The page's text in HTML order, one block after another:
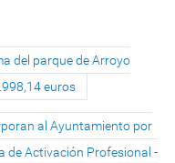
del parque de Arroyo
euros
al Ayuntamiento por
de Activación Profesional -